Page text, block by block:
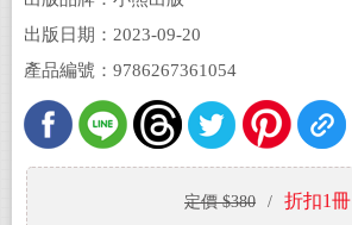
出版日期：2023-09-20
產品編號：9786267361054
定價 $380 / 折扣1冊